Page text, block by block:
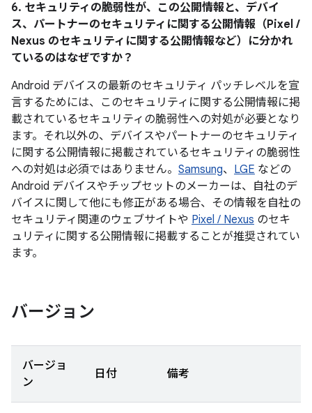
6. セキュリティの脆弱性が、この公開情報と、デバイ
ス、パートナーのセキュリティに関する公開情報（Pixel /
Nexus のセキュリティに関する公開情報など）に分かれ
ているのはなぜですか？
Android デバイスの最新のセキュリティ パッチレベルを宣
言するためには、このセキュリティに関する公開情報に掲
載されているセキュリティの脆弱性への対処が必要となり
ます。それ以外の、デバイスやパートナーのセキュリティ
に関する公開情報に掲載されているセキュリティの脆弱性
への対処は必須ではありません。 Samsung、 LGE などの
Android デバイスやチップセットのメーカーは、自社のデ
バイスに関して他にも修正がある場合、その情報を自社の
セキュリティ関連のウェブサイトや Pixel / Nexus のセキ
ュリティに関する公開情報に掲載することが推奨されてい
ます。
バージョン
バージョ
ン
日付 備考